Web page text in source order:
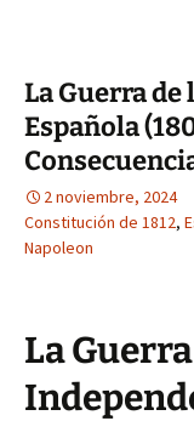
La Guerra
Española
2 noviembre, 2024
Constitución de 1812,
Napoleon
La